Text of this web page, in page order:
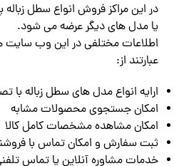
در این مراکز فروش انواع سطل
یا مدل های دیگر عرضه می شود.
اطلاعات مختلفی در این وب سایت
عبارتند از:
ارایه انواع مدل های سطل زباله با
امکان جستجوی محصولات مشابه
امکان مشاهده مشخصات کامل کالا
ثبت سفارش و امکان تماس با
خدمات مشاوره آنلاین یا تماس